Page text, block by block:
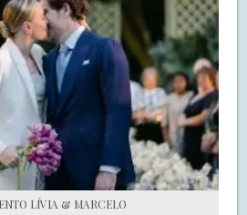
COZINHA
DECORAÇÃO
NOIVA PRA NOIVA
S.O.S CASADAS
COM O SAY I DO
LÍVIA & MARCELO